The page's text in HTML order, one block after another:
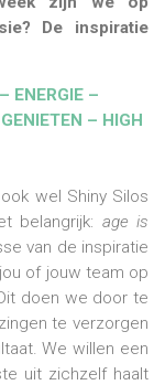
De inspiratie
ENERGIE –
– HIGH
wel Shiny Silos
belangrijk: age is
van de inspiratie
of jouw team op
doen we door te
te verzorgen
We willen een
uit zichzelf haalt